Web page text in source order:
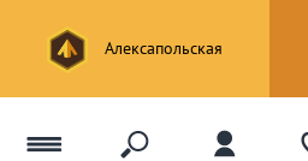
Алексапольская